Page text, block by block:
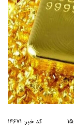
کد خبر: ۱۴۶۷۱